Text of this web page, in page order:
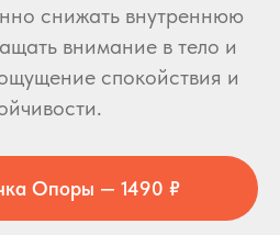
снижать внутреннюю
внимание в тело и
спокойствия и
Опоры — 1490 ₽